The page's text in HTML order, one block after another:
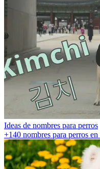
Ideas de nombres para perros
+140 nombres para perros